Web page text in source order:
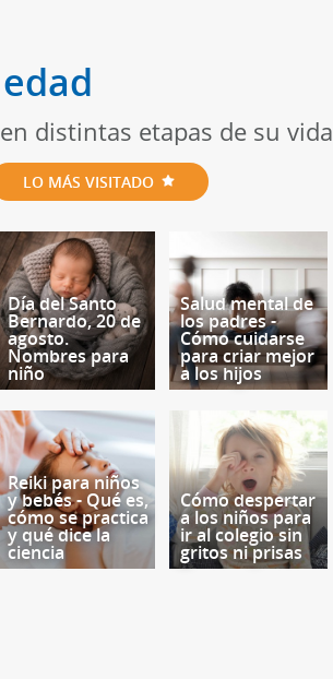
distintas etapas de su vida
LO MÁS VISITADO
Día del Santo
Bernardo, 20 de
agosto.
Nombres para
niño
Salud mental de
los padres -
Cómo cuidarse
para criar mejor
a los hijos
Reiki para niños
y bebés - Qué es,
cómo se practica
y qué dice la
ciencia
Cómo despertar
a los niños para
ir al colegio sin
gritos ni prisas